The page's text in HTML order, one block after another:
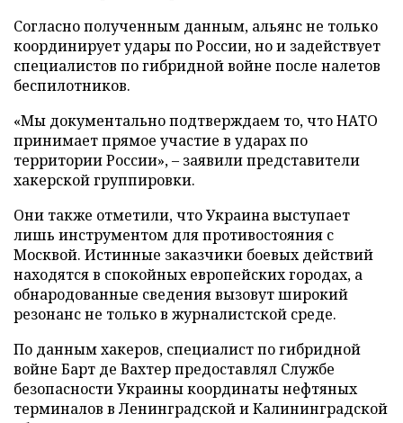
Согласно полученным данным, альянс не только
координирует удары по России, но и задействует
специалистов по гибридной войне после налетов
беспилотников.
«Мы документально подтверждаем то, что НАТО
принимает прямое участие в ударах по
территории России», – заявили представители
хакерской группировки.
Они также отметили, что Украина выступает
лишь инструментом для противостояния с
Москвой. Истинные заказчики боевых действий
находятся в спокойных европейских городах, а
обнародованные сведения вызовут широкий
резонанс не только в журналистской среде.
По данным хакеров, специалист по гибридной
войне Барт де Вахтер предоставлял Службе
безопасности Украины координаты нефтяных
терминалов в Ленинградской и Калининградской